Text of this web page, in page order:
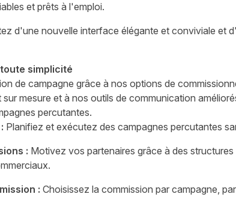
et prêts à l'emploi.
d'une nouvelle interface élégante et conviviale et
simplicité
de campagne grâce à nos options de
mesure et à nos outils de communication
percutantes.
Planifiez et exécutez des campagnes percutantes
: Motivez vos partenaires grâce à des
: Choisissez la commission par campagne,